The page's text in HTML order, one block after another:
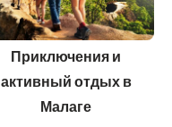
Приключения и
активный отдых в
Малаге